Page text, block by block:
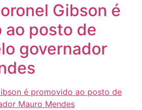
Gibson é
ao posto de
governador